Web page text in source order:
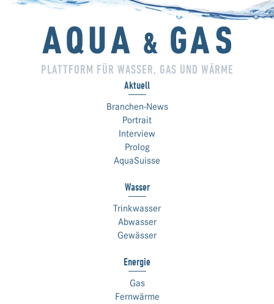
PLATTFORM FÜR WASSER, GAS UND WÄRME
Aktuell
Branchen-News
Portrait
Interview
Prolog
AquaSuisse
Wasser
Trinkwasser
Abwasser
Gewässer
Energie
Gas
Fernwärme